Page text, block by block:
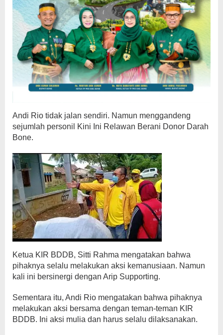
Andi Rio tidak jalan sendiri. Namun menggandeng
sejumlah personil Kini Ini Relawan Berani Donor Darah
Bone.
Ketua KIR BDDB, Sitti Rahma mengatakan bahwa
pihaknya selalu melakukan aksi kemanusiaan. Namun
kali ini bersinergi dengan Arip Supporting.
Sementara itu, Andi Rio mengatakan bahwa pihaknya
melakukan aksi bersama dengan teman-teman KIR
BDDB. Ini aksi mulia dan harus selalu dilaksanakan.